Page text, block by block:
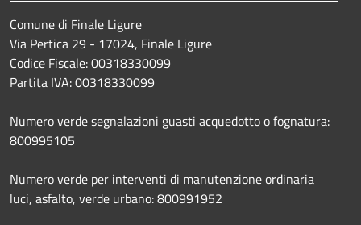
Comune di Finale Ligure
Via Pertica 29 - 17024, Finale Ligure
Codice Fiscale: 00318330099
Partita IVA: 00318330099
Numero verde segnalazioni guasti acquedotto o fognatura:
800995105
Numero verde per interventi di manutenzione ordinaria
luci, asfalto, verde urbano: 800991952